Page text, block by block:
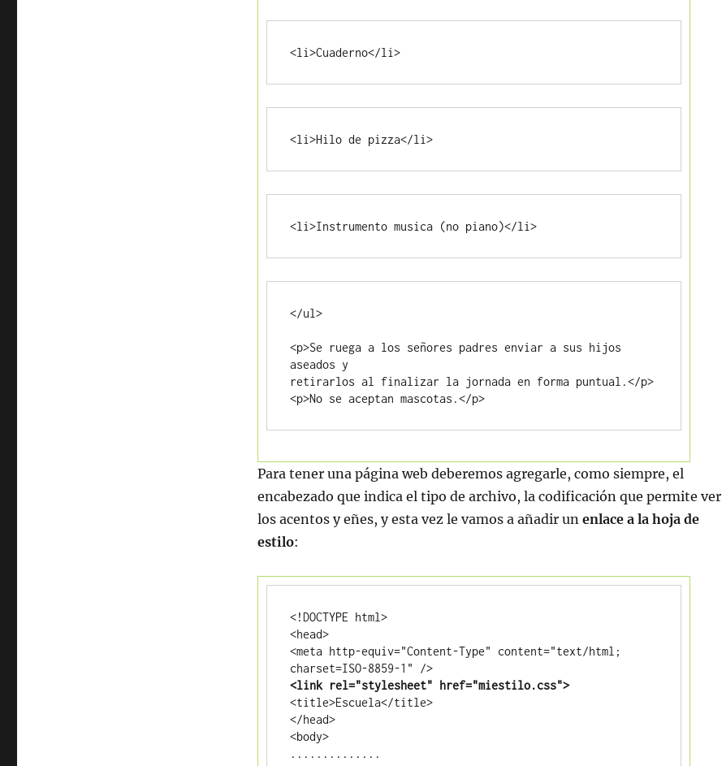
<li>Cuaderno</li>
<li>Hilo de pizza</li>
<li>Instrumento musica (no piano)</li>
</ul>
<p>Se ruega a los señores padres enviar a sus hijos
aseados y
retirarlos al finalizar la jornada en forma puntual.</p>
<p>No se aceptan mascotas.</p>
Para tener una página web deberemos agregarle, como siempre, el
encabezado que indica el tipo de archivo, la codificación que permite ver
los acentos y eñes, y esta vez le vamos a añadir un enlace a la hoja de
estilo:
<!DOCTYPE html>
<head>
<meta http-equiv="Content-Type" content="text/html;
charset=ISO-8859-1" />
<link rel="stylesheet" href="miestilo.css">
<title>Escuela</title>
</head>
<body>
..............